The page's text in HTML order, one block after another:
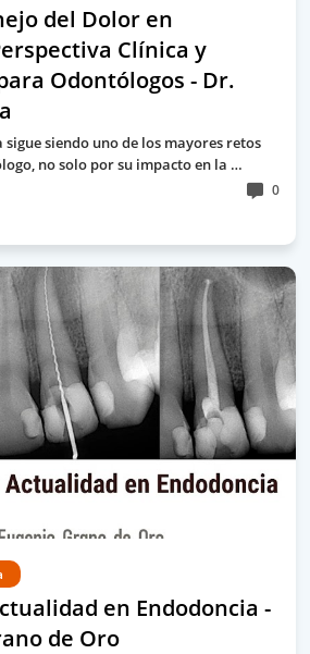
del Dolor en
Clínica y
Odontólogos - Dr.
siendo uno de los mayores retos
no solo por su impacto en la …
0
en Endodoncia -
de Oro